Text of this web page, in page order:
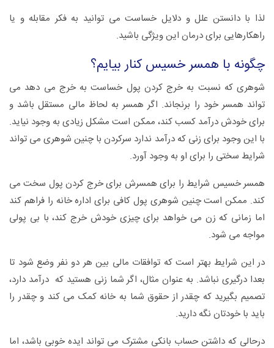
لذا با دانستن علل و دلایل خساست می توانید به فکر مقابله و یا
راهکارهایی برای درمان این ویژگی باشید.
چگونه با همسر خسیس کنار بیایم؟
شوهری که نسبت به خرج کردن پول خساست به خرج می دهد می
تواند همسر خود را برنجاند. اگر همسر به لحاظ مالی مستقل باشد و
برای خودش درآمد کسب کند، ممکن است مشکل زیادی به وجود نیاید.
با این وجود برای زنی که درآمد ندارد سرکردن با چنین شوهری می تواند
شرایط سختی را برای او به وجود آورد.
همسر خسیس شرایط را برای همسرش برای خرج کردن پول سخت می
کند. ممکن است چنین شوهری پول کافی برای اداره خانه را فراهم کند
اما زمانی که زن می خواهد برای چیزی خودش خرج کند، با بی پولی
مواجه می شود.
در این شرایط بهتر است که توافقات مالی بین هر دو نفر وضع شود تا
بعدا درگیری نباشد. به عنوان مثال، اگر شما زنی هستید که درآمد دارد،
تصمیم بگیرید که چقدر از حقوق شما به خانه کمک می کند و چقدر را
باید با خودتان نگه دارید.
درحالی که داشتن حساب بانکی مشترک می تواند ایده خوبی باشد، اما